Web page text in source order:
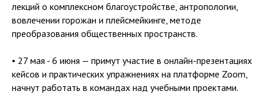
лекций о комплексном благоустройстве, антропологии,
вовлечении горожан и плейсмейкинге, методе
преобразования общественных пространств.
• 27 мая - 6 июня — примут участие в онлайн-презентациях
кейсов и практических упражнениях на платформе Zoom,
начнут работать в командах над учебными проектами.